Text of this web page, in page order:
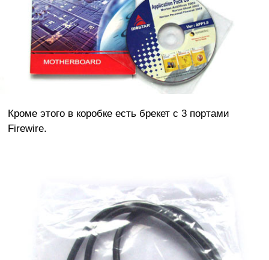
Кроме этого в коробке есть брекет с 3 портами
Firewire.